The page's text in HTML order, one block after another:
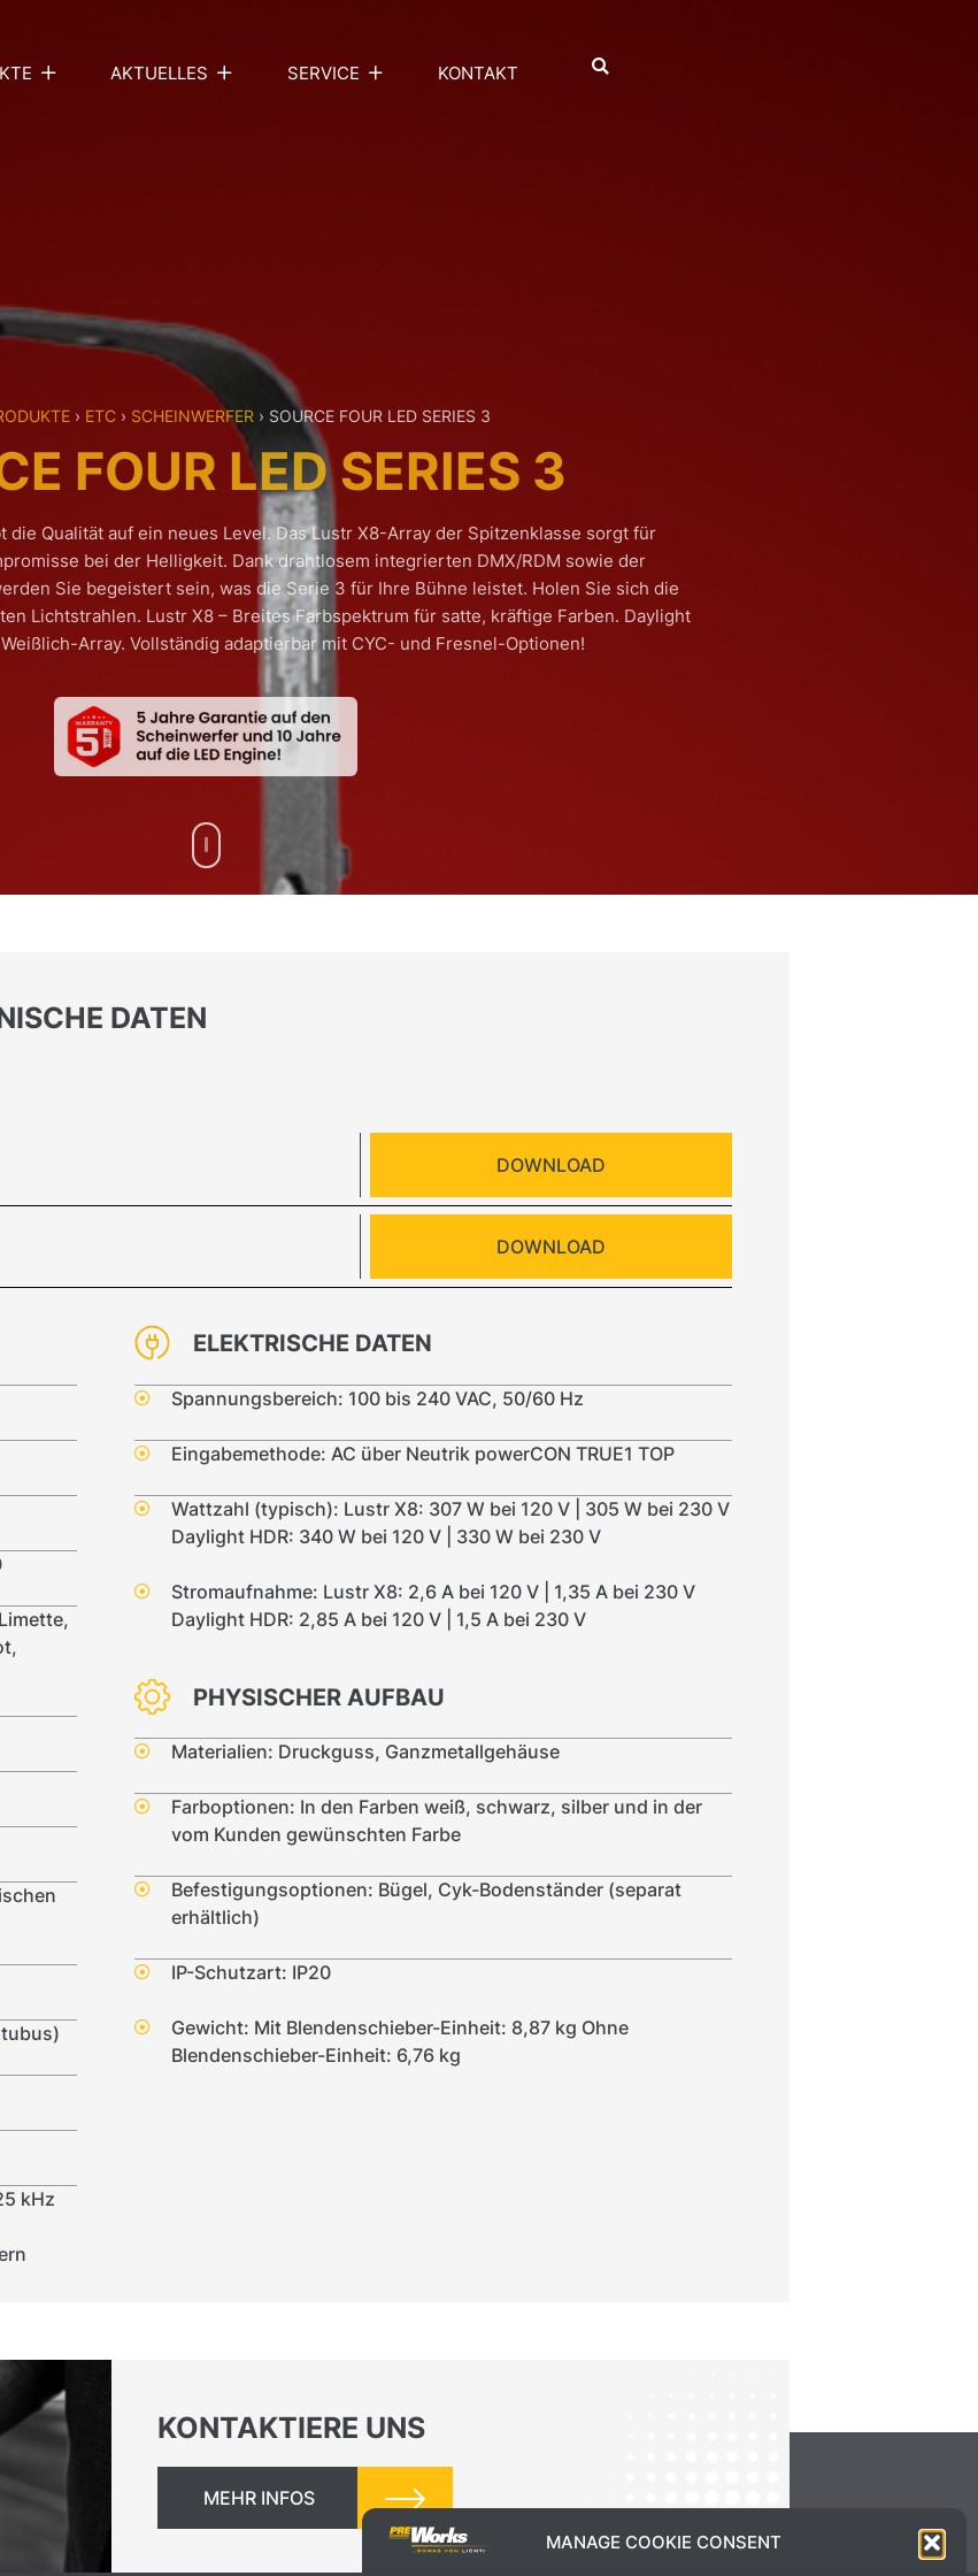
MANAGE COOKIE CONSENT
AKTUELLES SERVICE KONTAKT
› ETC › SCHEINWERFER › SOURCE FOUR LED SERIES 3
FOUR LED SERIES 3
die Qualität auf ein neues Level. Das Lustr X8-Array der Spitzenklasse sorgt für
bei der Helligkeit. Dank drahtlosem integrierten DMX/RDM sowie der
Sie begeistert sein, was die Serie 3 für Ihre Bühne leistet. Holen Sie sich die
Lichtstrahlen. Lustr X8 – Breites Farbspektrum für satte, kräftige Farben. Daylight
Array. Vollständig adaptierbar mit CYC- und Fresnel-Optionen!
DATEN
DOWNLOAD
DOWNLOAD
kHz
ELEKTRISCHE DATEN
Spannungsbereich: 100 bis 240 VAC, 50/60 Hz
Eingabemethode: AC über Neutrik powerCON TRUE1 TOP
Wattzahl (typisch): Lustr X8: 307 W bei 120 V | 305 W bei 230 V
Daylight HDR: 340 W bei 120 V | 330 W bei 230 V
Stromaufnahme: Lustr X8: 2,6 A bei 120 V | 1,35 A bei 230 V
Daylight HDR: 2,85 A bei 120 V | 1,5 A bei 230 V
PHYSISCHER AUFBAU
Materialien: Druckguss, Ganzmetallgehäuse
Farboptionen: In den Farben weiß, schwarz, silber und in der
vom Kunden gewünschten Farbe
Befestigungsoptionen: Bügel, Cyk-Bodenständer (separat
erhältlich)
IP-Schutzart: IP20
Gewicht: Mit Blendenschieber-Einheit: 8,87 kg Ohne
Blendenschieber-Einheit: 6,76 kg
KONTAKTIERE UNS
MEHR INFOS